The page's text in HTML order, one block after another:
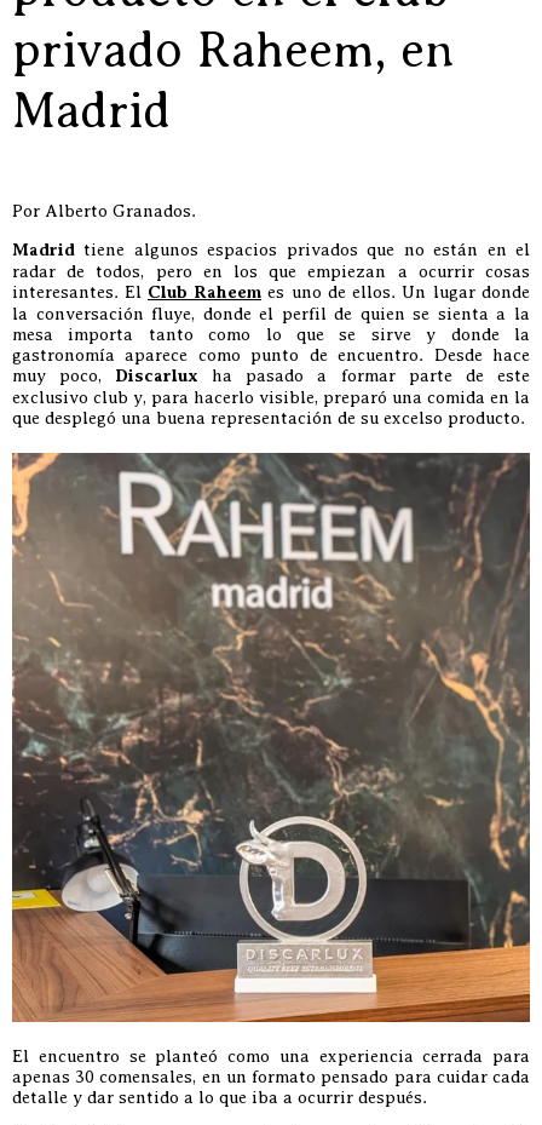
privado Raheem, en
Madrid
Por Alberto Granados.
Madrid tiene algunos espacios privados que no están en el
radar de todos, pero en los que empiezan a ocurrir cosas
interesantes. El Club Raheem es uno de ellos. Un lugar donde
la conversación fluye, donde el perfil de quien se sienta a la
mesa importa tanto como lo que se sirve y donde la
gastronomía aparece como punto de encuentro. Desde hace
muy poco, Discarlux ha pasado a formar parte de este
exclusivo club y, para hacerlo visible, preparó una comida en la
que desplegó una buena representación de su excelso producto.
El encuentro se planteó como una experiencia cerrada para
apenas 30 comensales, en un formato pensado para cuidar cada
detalle y dar sentido a lo que iba a ocurrir después.